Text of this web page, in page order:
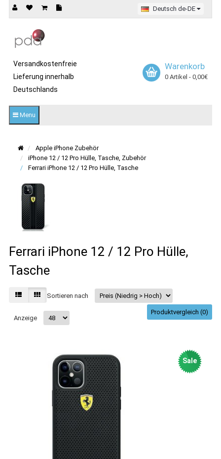
Deutsch de-DE
Versandkostenfreie
Lieferung innerhalb
Deutschlands
Warenkorb
0 Artikel - 0,00€
Menu
Apple iPhone Zubehör
iPhone 12 / 12 Pro Hülle, Tasche, Zubehör
Ferrari iPhone 12 / 12 Pro Hülle, Tasche
Ferrari iPhone 12 / 12 Pro Hülle,
Tasche
Sortieren nach
Anzeige
Produktvergleich (0)
Sale